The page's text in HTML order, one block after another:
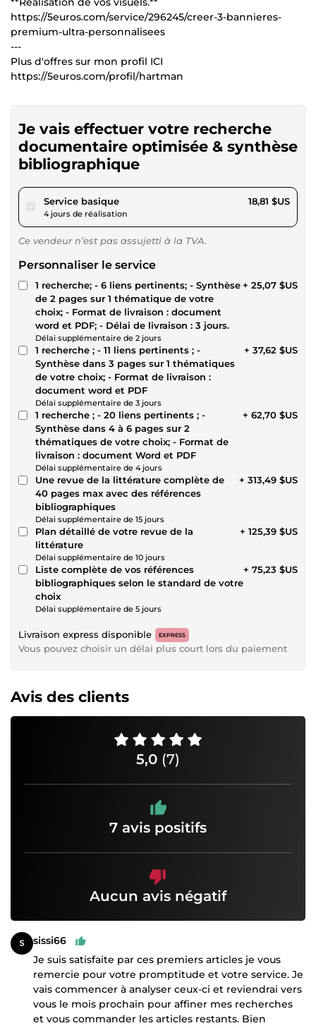
https://5euros.com/service/296245/creer-3-bannieres-
premium-ultra-personnalisees
---
Plus d'offres sur mon profil ICI
https://5euros.com/profil/hartman
Je vais effectuer votre recherche
documentaire optimisée & synthèse
bibliographique
Service basiquepour 17,34 $US
4 jours de réalisation
18,81 $US
Ce vendeur n’est pas assujetti à la TVA.
Personnaliser le service
1 recherche; - 6 liens pertinents; - Synthèse
de 2 pages sur 1 thématique de votre
choix; - Format de livraison : document
word et PDF; - Délai de livraison : 3 jours.
Délai supplémentaire de 2 jours
+ 25,07 $US
1 recherche ; - 11 liens pertinents ; -
Synthèse dans 3 pages sur 1 thématiques
de votre choix; - Format de livraison :
document word et PDF
Délai supplémentaire de 3 jours
+ 37,62 $US
1 recherche ; - 20 liens pertinents ; -
Synthèse dans 4 à 6 pages sur 2
thématiques de votre choix; - Format de
livraison : document Word et PDF
Délai supplémentaire de 4 jours
+ 62,70 $US
Une revue de la littérature complète de
40 pages max avec des références
bibliographiques
Délai supplémentaire de 15 jours
+ 313,49 $US
Plan détaillé de votre revue de la
littérature
Délai supplémentaire de 10 jours
+ 125,39 $US
Liste complète de vos références
bibliographiques selon le standard de votre
choix
Délai supplémentaire de 5 jours
+ 75,23 $US
Livraison express disponible EXPRESS
Vous pouvez choisir un délai plus court lors du paiement
Avis des clients
5,0 (7)
7 avis positifs
Aucun avis négatif
sissi66
Je suis satisfaite par ces premiers articles je vous
remercie pour votre promptitude et votre service. Je
vais commencer à analyser ceux-ci et reviendrai vers
vous le mois prochain pour affiner mes recherches
et vous commander les articles restants. Bien